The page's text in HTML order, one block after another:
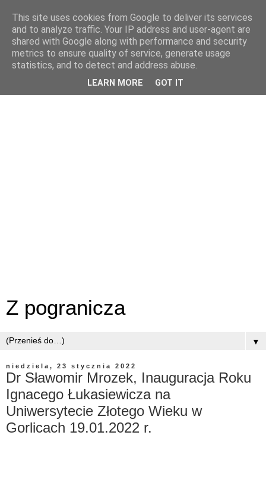
Z pogranicza
▼
niedziela, 23 stycznia 2022
Dr Sławomir Mrozek, Inauguracja Roku
Ignacego Łukasiewicza na
Uniwersytecie Złotego Wieku w
Gorlicach 19.01.2022 r.
This site uses cookies from Google to deliver its services
and to analyze traffic. Your IP address and user-agent are
shared with Google along with performance and security
metrics to ensure quality of service, generate usage
statistics, and to detect and address abuse.
LEARN MORE GOT IT